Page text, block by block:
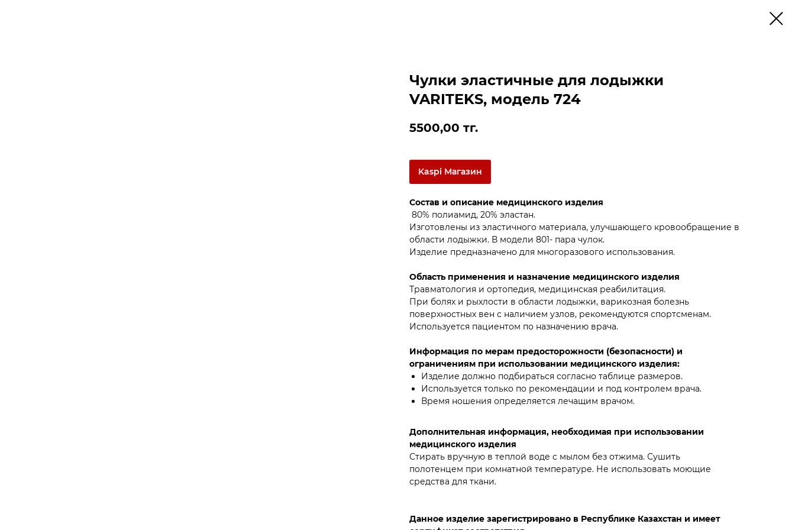
Чулки эластичные для лодыжки
VARITEKS, модель 724
5500,00 тг.
Kaspi Магазин
Состав и описание медицинского изделия
80% полиамид, 20% эластан.
Изготовлены из эластичного материала, улучшающего кровообращение в
области лодыжки. В модели 801- пара чулок.
Изделие предназначено для многоразового использования.
Область применения и назначение медицинского изделия
Травматология и ортопедия, медицинская реабилитация.
При болях и рыхлости в области лодыжки, варикозная болезнь
поверхностных вен с наличием узлов, рекомендуются спортсменам.
Используется пациентом по назначению врача.
Информация по мерам предосторожности (безопасности) и
ограничениям при использовании медицинского изделия:
Изделие должно подбираться согласно таблице размеров.
Используется только по рекомендации и под контролем врача.
Время ношения определяется лечащим врачом.
Дополнительная информация, необходимая при использовании
медицинского изделия
Стирать вручную в теплой воде с мылом без отжима. Сушить
полотенцем при комнатной температуре. Не использовать моющие
средства для ткани.
Данное изделие зарегистрировано в Республике Казахстан и имеет